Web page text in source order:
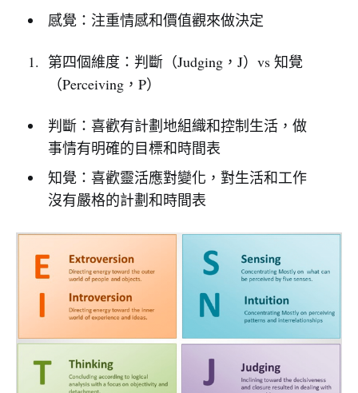
感覺：注重情感和價值觀來做決定
第四個維度：判斷（Judging，J）vs 知覺
（Perceiving，P）
判斷：喜歡有計劃地組織和控制生活，做
事情有明確的目標和時間表
知覺：喜歡靈活應對變化，對生活和工作
沒有嚴格的計劃和時間表